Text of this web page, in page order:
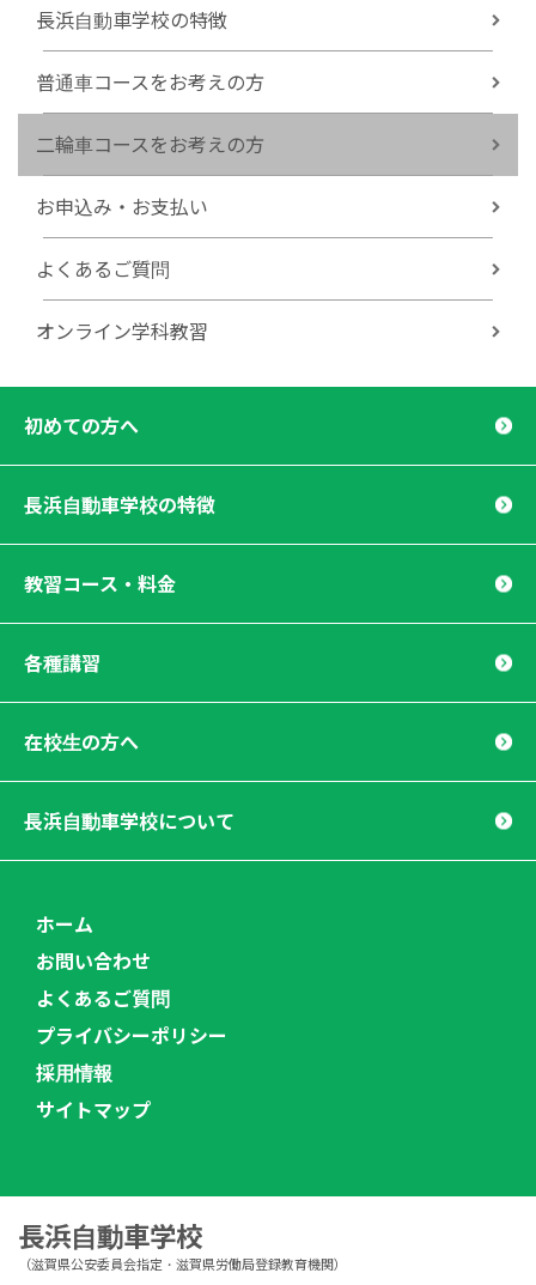
長浜自動車学校の特徴
普通車コースをお考えの方
二輪車コースをお考えの方
お申込み・お支払い
よくあるご質問
オンライン学科教習
初めての方へ
長浜自動車学校の特徴
教習コース・料金
各種講習
在校生の方へ
長浜自動車学校について
ホーム
お問い合わせ
よくあるご質問
プライバシーポリシー
採用情報
サイトマップ
長浜自動車学校
（滋賀県公安委員会指定・滋賀県労働局登録教育機関）